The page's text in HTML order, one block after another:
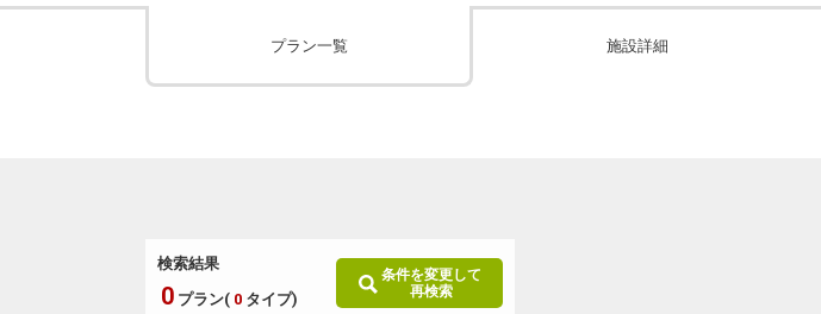
検索結果
0 プラン( 0 タイプ)
条件を変更して
再検索
プラン一覧 施設詳細